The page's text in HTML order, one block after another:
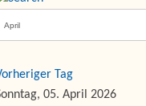
Tag
05. April 2026